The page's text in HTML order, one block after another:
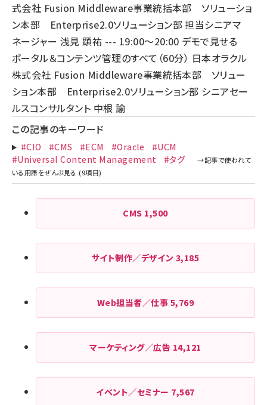
式会社 Fusion Middleware事業統括本部 ソリューショ
ン本部 Enterprise2.0ソリューション部 担当シニアマ
ネージャー 浅見 顕祐 --- 19:00～20:00 デモで見せる
ポータル＆コンテンツ管理のすべて（60分） 日本オラクル
株式会社 Fusion Middleware事業統括本部 ソリュー
ション本部 Enterprise2.0ソリューション部 シニアセー
ルスコンサルタント 中根 諭
この記事のキーワード
#CIO #CMS #ECM #Oracle
#UCM
#Universal Content Management
#タグ
CMS 1,500
サイト制作／デザイン 3,185
Web担当者／仕事 5,769
マーケティング／広告 14,121
イベント／セミナー 7,567